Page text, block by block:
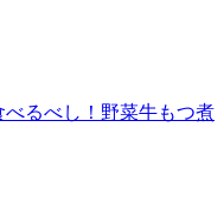
べるべし！野菜牛もつ煮